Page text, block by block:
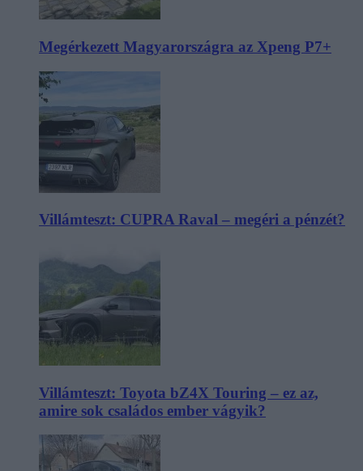
Megérkezett Magyarországra az Xpeng P7+
Villámteszt: CUPRA Raval – megéri a pénzét?
Villámteszt: Toyota bZ4X Touring – ez az,
amire sok családos ember vágyik?